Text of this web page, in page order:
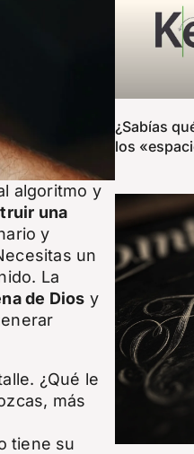
algoritmo y
una
y
un
La
de Dios y
¿Qué le
más
tiene su
¿Sabías
los